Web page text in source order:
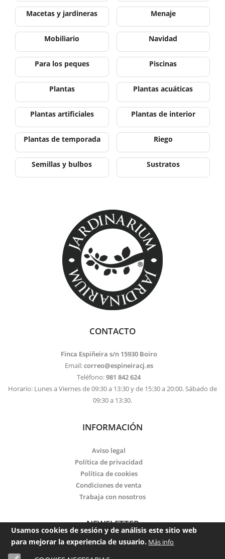
Macetas y jardineras Menaje
Mobiliario Navidad
Para los peques Piscinas
Plantas Plantas acuáticas
Plantas artificiales Plantas de interior
Plantas de temporada Riego
Semillas y bulbos Sustratos
CONTACTO
Finca Espiñeira s/n 15930 Boiro
Email:correo@espineiracj.es
Teléfono:981 842 624
Horario: Lunes a Viernes de 09:30 a 13:30 y de 15:30 a 20:00. Sábado de
09:30 a 13:30.
INFORMACIÓN
Aviso legal
Política de privacidad
Política de cookies
Condiciones de venta
Trabaja con nosotros
NEWSLETTER
Email
Usamos cookies de sesión y de análisis este sitio web
para mejorar la experiencia de usuario. Más info